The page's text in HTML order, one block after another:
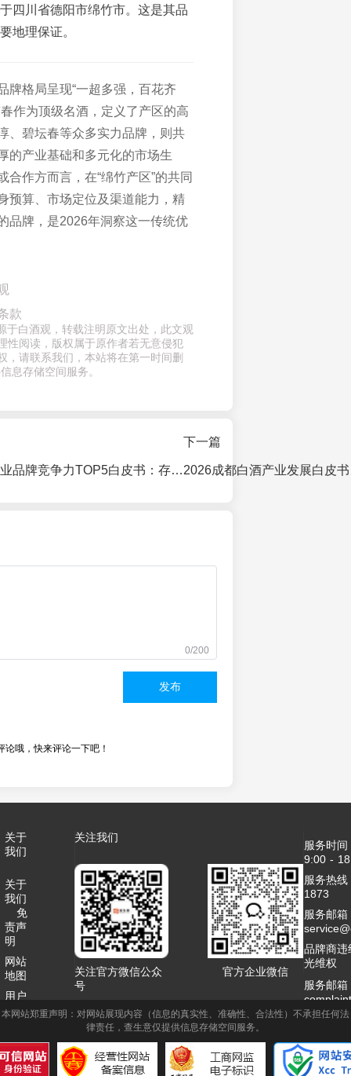
四川省德阳市绵竹市。这是其品
地理保证。
牌格局呈现“一超多强，百花齐
作为顶级名酒，定义了产区的高
、碧坛春等众多实力品牌，则共
的产业基础和多元化的市场生
合作方而言，在“绵竹产区”的共同
预算、市场定位及渠道能力，精
品牌，是2026年洞察这一传统优
款
于白酒观，转载注明原文出处，此文观
性阅读，版权属于原作者若无意侵犯
，请联系我们，本站将在第一时间删
息存储空间服务。
2026华北啤酒产业品牌竞争力TOP5白皮书：存量竞争下的格局重塑与价值洞察
下一篇
0/200
发布
论哦，快来评论一下吧！
关于
我们
关于
我们
免
责声
明
网站
地图
用户
协议
我们
网站
关注我们
关注官方微信公众
号
官方企业微信
服务时
9:00 -
服务热
1873
服务邮箱
品牌商违
光维权
服务邮箱
客服QQ
商务合作
本网站郑重声明：对网站展现内容（信息的真实性、准确性、合法性）不承担任何法
律责任，查生意仅提供信息存储空间服务。